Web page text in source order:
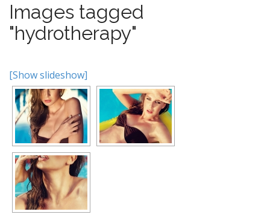
Images tagged
"hydrotherapy"
[Show slideshow]